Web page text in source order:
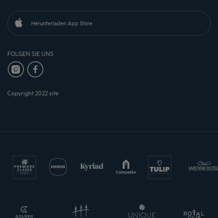
Herunterladen App Store
FOLGEN SIE UNS
Copyright 2022 site